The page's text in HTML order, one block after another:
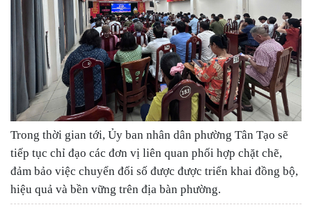
Trong thời gian tới, Ủy ban nhân dân phường Tân Tạo sẽ
tiếp tục chỉ đạo các đơn vị liên quan phối hợp chặt chẽ,
đảm bảo việc chuyển đổi số được được triển khai đồng bộ,
hiệu quả và bền vững trên địa bàn phường.